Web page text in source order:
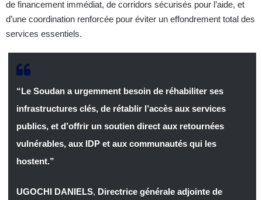
de financement immédiat, de corridors sécurisés pour l’aide, et
d’une coordination renforcée pour éviter un effondrement total des
services essentiels.
“Le Soudan a urgemment besoin de réhabiliter ses
infrastructures clés, de rétablir l’accès aux services
publics, et d’offrir un soutien direct aux retournées
vulnérables, aux IDP et aux communautés qui les
hostent.”
UGOCHI DANIELS, Directrice générale adjointe de